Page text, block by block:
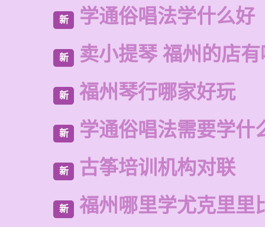
新 学通俗唱法学什么好
新 卖小提琴 福州的店
新 福州琴行哪家好玩
新 学通俗唱法需要学什
新 古筝培训机构对联
新 福州哪里学尤克里里